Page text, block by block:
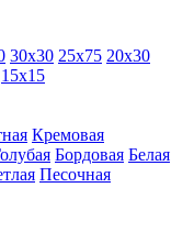
30х30 25х75 20х30
15х15
Кремовая
Бордовая Белая
Песочная